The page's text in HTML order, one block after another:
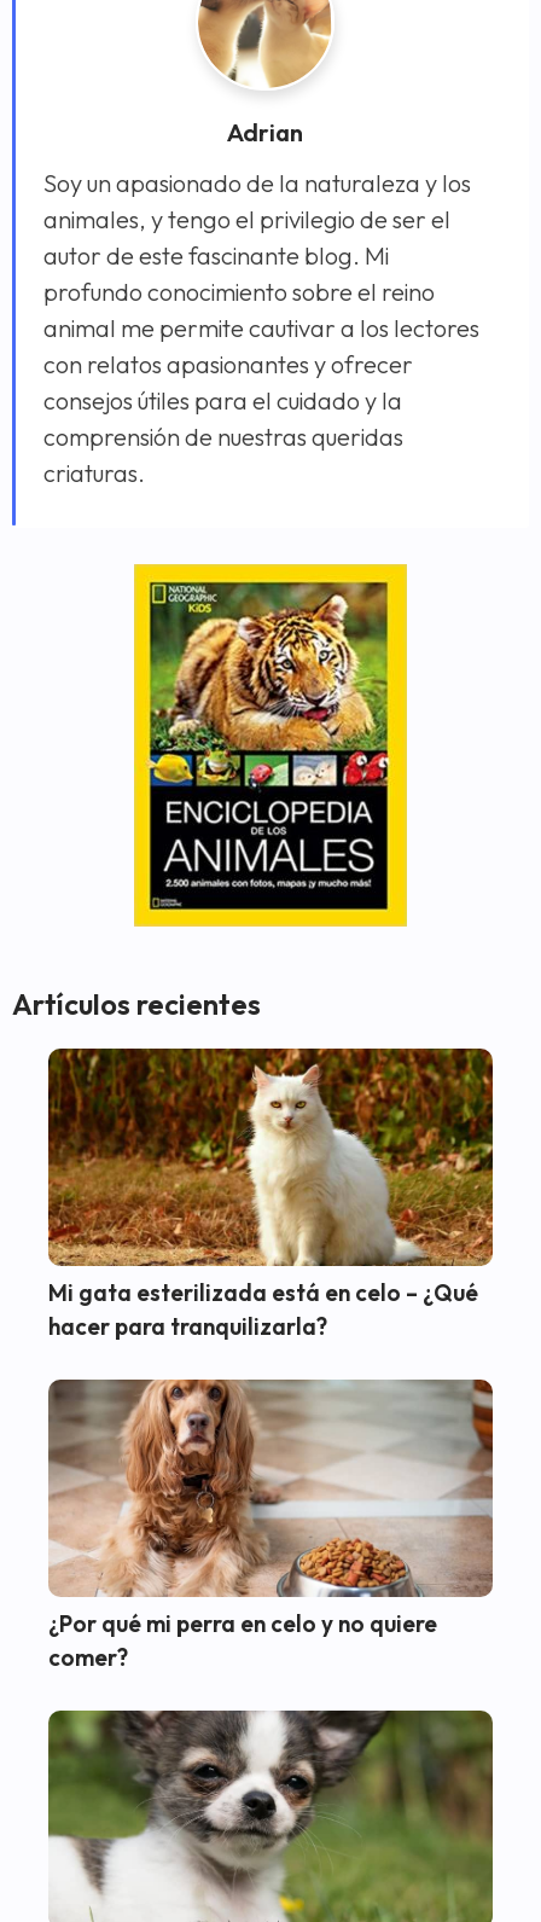
Adrian
Soy un apasionado de la naturaleza y los
animales, y tengo el privilegio de ser el
autor de este fascinante blog. Mi
profundo conocimiento sobre el reino
animal me permite cautivar a los lectores
con relatos apasionantes y ofrecer
consejos útiles para el cuidado y la
comprensión de nuestras queridas
criaturas.
Artículos recientes
Mi gata esterilizada está en celo – ¿Qué
hacer para tranquilizarla?
¿Por qué mi perra en celo y no quiere
comer?